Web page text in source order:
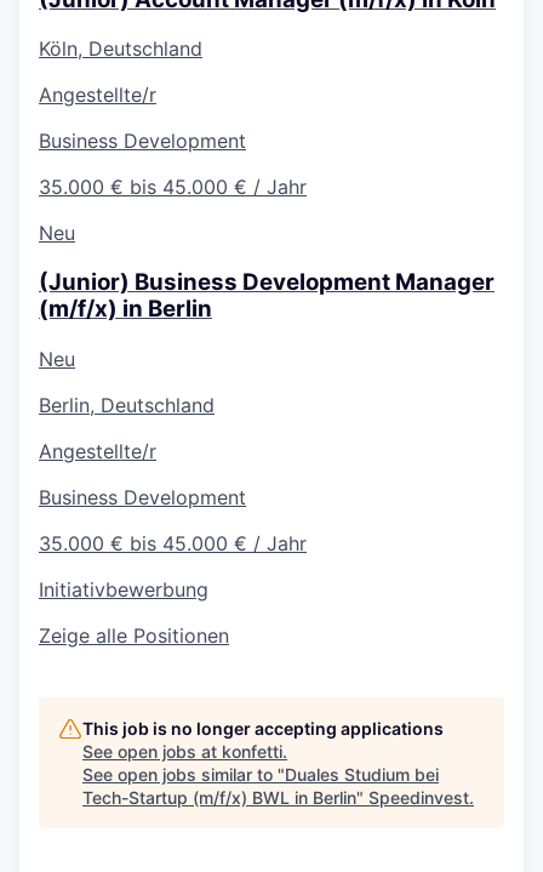
Köln, Deutschland
Angestellte/r
Business Development
35.000 € bis 45.000 € / Jahr
Neu
(Junior) Business Development Manager
(m/f/x) in Berlin
Neu
Berlin, Deutschland
Angestellte/r
Business Development
35.000 € bis 45.000 € / Jahr
Initiativbewerbung
Zeige alle Positionen
This job is no longer accepting applications
See open jobs at konfetti.
See open jobs similar to "Duales Studium bei
Tech-Startup (m/f/x) BWL in Berlin" Speedinvest.